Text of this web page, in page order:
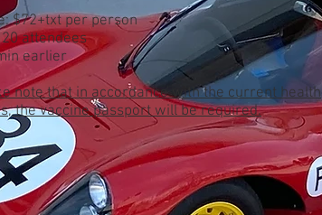
$72+txt per person
attendees
earlier
note that in accordance with the current health
the vaccine passport will be required.